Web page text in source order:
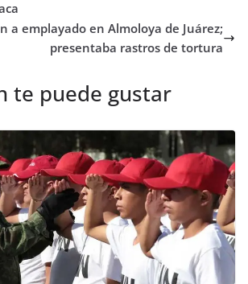
a emplayado en Almoloya de Juárez;
presentaba rastros de tortura
te puede gustar